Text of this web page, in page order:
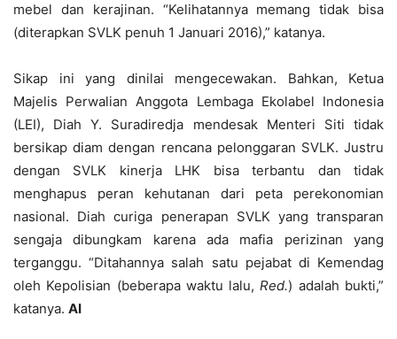
mebel dan kerajinan. “Kelihatannya memang tidak bisa
(diterapkan SVLK penuh 1 Januari 2016),” katanya.
Sikap ini yang dinilai mengecewakan. Bahkan, Ketua
Majelis Perwalian Anggota Lembaga Ekolabel Indonesia
(LEI), Diah Y. Suradiredja mendesak Menteri Siti tidak
bersikap diam dengan rencana pelonggaran SVLK. Justru
dengan SVLK kinerja LHK bisa terbantu dan tidak
menghapus peran kehutanan dari peta perekonomian
nasional. Diah curiga penerapan SVLK yang transparan
sengaja dibungkam karena ada mafia perizinan yang
terganggu. “Ditahannya salah satu pejabat di Kemendag
oleh Kepolisian (beberapa waktu lalu,Red.) adalah bukti,”
katanya. AI